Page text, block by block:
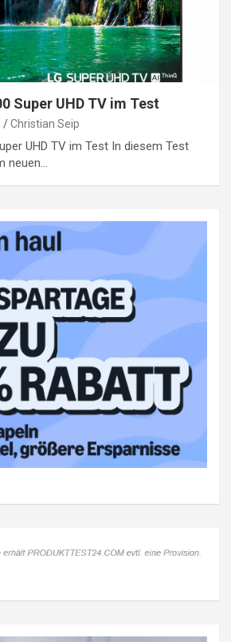
Super UHD TV im Test
Christian Seip
UHD TV im Test In diesem Test
neuen…